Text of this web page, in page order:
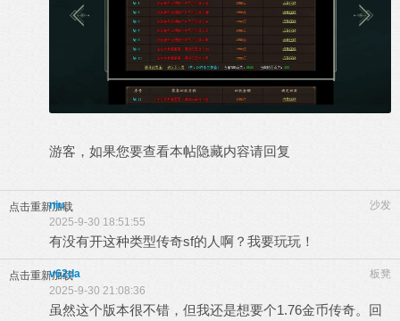
游客，如果您要查看本帖隐藏内容请回复
点击重新加载 沙发
niu
2025-9-30 18:51:55
有没有开这种类型传奇sf的人啊？我要玩玩！
点击重新加载 板凳
v62da
2025-9-30 21:08:36
虽然这个版本很不错，但我还是想要个1.76金币传奇。回